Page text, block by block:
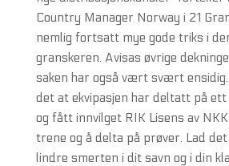
Country Manager Norway i 21
nemlig fortsatt mye gode triks i
granskeren. Avisas øvrige
saken har også vært svært
det at ekvipasjen har deltatt på
og fått innvilget RIK Lisens av
trene og å delta på prøver. Lad
lindre smerten i dit savn og i din